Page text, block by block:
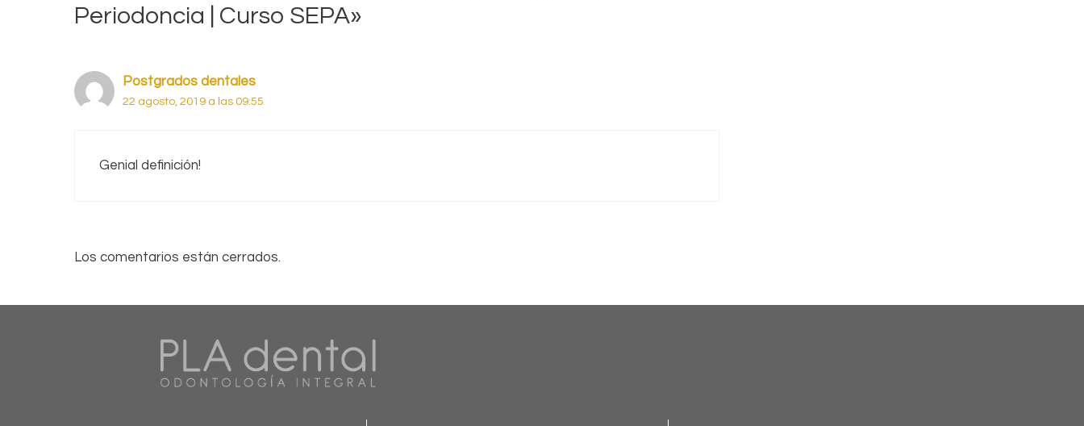
Periodoncia | Curso SEPA»
Postgrados dentales
22 agosto, 2019 a las 09:55
Genial definición!
Los comentarios están cerrados.